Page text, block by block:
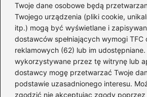
Twoje dane osobowe będą
Twojego urządzenia (pliki cookie,
itp.) mogą być wyświetlane i
dostawców spełniających wymogi
reklamowych (62) lub im
wykorzystywane przez tę witrynę lub
dostawcy mogę przetwarzać Twoje
podstawie uzasadnionego interesu.
zgodzić nie akceptując zgody
Cię ciuchy, pielęgnacja, zapachy czy
stylu – znajdziesz tu również
sprawdzonych
←
Jakie wymiary kryją się za
→
Jak samodzielnie uszyć torebkę z
kroku